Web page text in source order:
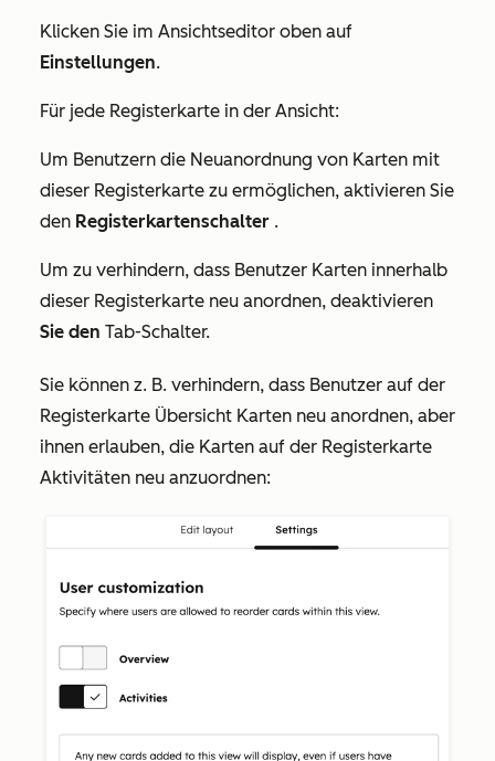
Klicken Sie im Ansichtseditor oben auf
Einstellungen.
Für jede Registerkarte in der Ansicht:
Um Benutzern die Neuanordnung von Karten mit
dieser Registerkarte zu ermöglichen, aktivieren Sie
den Registerkartenschalter .
Um zu verhindern, dass Benutzer Karten innerhalb
dieser Registerkarte neu anordnen, deaktivieren
Sie den Tab-Schalter.
Sie können z. B. verhindern, dass Benutzer auf der
Registerkarte Übersicht Karten neu anordnen, aber
ihnen erlauben, die Karten auf der Registerkarte
Aktivitäten neu anzuordnen: